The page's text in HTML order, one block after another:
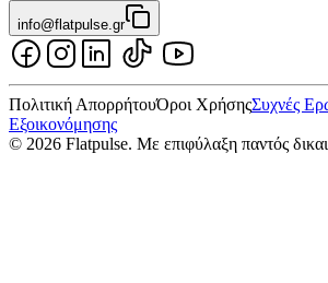
info@flatpulse.gr
Πολιτική ΑπορρήτουΌροι ΧρήσηςΣυχνές
Εξοικονόμησης
© 2026 Flatpulse. Με επιφύλαξη παντός